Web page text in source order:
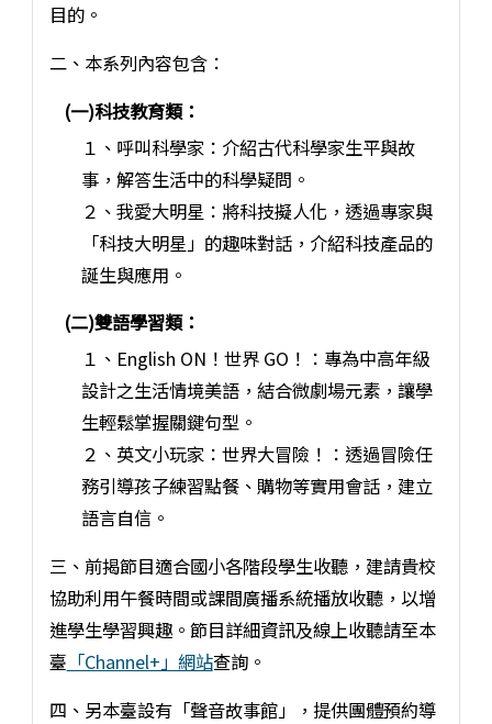
目的。
二、本系列內容包含：
(一)科技教育類：
１、呼叫科學家：介紹古代科學家生平與故
事，解答生活中的科學疑問。
２、我愛大明星：將科技擬人化，透過專家與
「科技大明星」的趣味對話，介紹科技產品的
誕生與應用。
(二)雙語學習類：
１、English ON！世界 GO！：專為中高年級
設計之生活情境美語，結合微劇場元素，讓學
生輕鬆掌握關鍵句型。
２、英文小玩家：世界大冒險！：透過冒險任
務引導孩子練習點餐、購物等實用會話，建立
語言自信。
三、前揭節目適合國小各階段學生收聽，建請貴校
協助利用午餐時間或課間廣播系統播放收聽，以增
進學生學習興趣。節目詳細資訊及線上收聽請至本
臺 「Channel+」網站查詢。
四、另本臺設有「聲音故事館」，提供團體預約導